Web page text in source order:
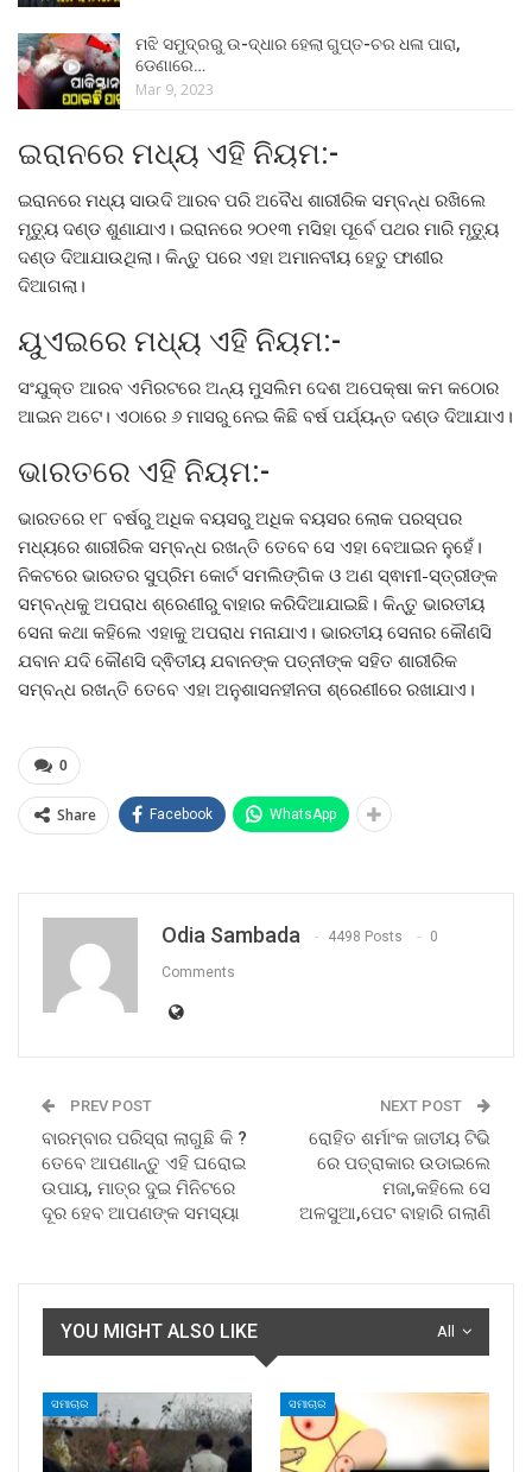
ମଝି ସମୁଦ୍ରରୁ ଉ-ଦ୍ଧାର ହେଲା ଗୁପ୍ତ-ଚର ଧଳା ପାରା,
ଡେଣାରେ…
Mar 9, 2023
ଇରାନରେ ମଧ୍ୟ ଏହି ନିୟମ:-
ଇରାନରେ ମଧ୍ୟ ସାଉଦି ଆରବ ପରି ଅବୈଧ ଶାରୀରିକ ସମ୍ବନ୍ଧ ରଖିଲେ
ମୃତ୍ୟୁ ଦଣ୍ଡ ଶୁଣାଯାଏ। ଇରାନରେ ୨୦୧୩ ମସିହା ପୂର୍ବେ ପଥର ମାରି ମୃତ୍ୟୁ
ଦଣ୍ଡ ଦିଆଯାଉଥିଲା। କିନ୍ତୁ ପରେ ଏହା ଅମାନବୀୟ ହେତୁ ଫାଶୀର
ଦିଆଗଲା।
ୟୁଏଇରେ ମଧ୍ୟ ଏହି ନିୟମ:-
ସଂଯୁକ୍ତ ଆରବ ଏମିରଟରେ ଅନ୍ୟ ମୁସଲିମ ଦେଶ ଅପେକ୍ଷା କମ କଠୋର
ଆଇନ ଅଟେ। ଏଠାରେ ୬ ମାସରୁ ନେଇ କିଛି ବର୍ଷ ପର୍ଯ୍ୟନ୍ତ ଦଣ୍ଡ ଦିଆଯାଏ।
ଭାରତରେ ଏହି ନିୟମ:-
ଭାରତରେ ୧୮ ବର୍ଷରୁ ଅଧିକ ବୟସରୁ ଅଧିକ ବୟସର ଲୋକ ପରସ୍ପର
ମଧ୍ୟରେ ଶାରୀରିକ ସମ୍ବନ୍ଧ ରଖନ୍ତି ତେବେ ସେ ଏହା ବେଆଇନ ନୁହେଁ।
ନିକଟରେ ଭାରତର ସୁପ୍ରିମ କୋର୍ଟ ସମଲିଙ୍ଗିକ ଓ ଅଣ ସ୍ଵାମୀ-ସ୍ତ୍ରୀଙ୍କ
ସମ୍ବନ୍ଧକୁ ଅପରାଧ ଶ୍ରେଣୀରୁ ବାହାର କରିଦିଆଯାଇଛି। କିନ୍ତୁ ଭାରତୀୟ
ସେନା କଥା କହିଲେ ଏହାକୁ ଅପରାଧ ମନାଯାଏ। ଭାରତୀୟ ସେନାର କୌଣସି
ଯବାନ ଯଦି କୌଣସି ଦ୍ଵିତୀୟ ଯବାନଙ୍କ ପତ୍ନୀଙ୍କ ସହିତ ଶାରୀରିକ
ସମ୍ବନ୍ଧ ରଖନ୍ତି ତେବେ ଏହା ଅନୁଶାସନହୀନତା ଶ୍ରେଣୀରେ ରଖାଯାଏ।
0
Share Facebook WhatsApp
Odia Sambada 4498 Posts 0
Comments
PREV POST
ବାରମ୍ବାର ପରିସ୍ରା ଲାଗୁଛି କି ?
ତେବେ ଆପଣାନ୍ତୁ ଏହି ଘରୋଇ
ଉପାୟ, ମାତ୍ର ଦୁଇ ମିନିଟରେ
ଦୂର ହେବ ଆପଣଙ୍କ ସମସ୍ୟା
NEXT POST
ରୋହିତ ଶର୍ମାଂକ ଜାତୀୟ ଟିଭି
ରେ ପତ୍ରାକାର ଉଡାଇଲେ
ମଜା,କହିଲେ ସେ
ଅଳସୁଆ,ପେଟ ବାହାରି ଗଲାଣି
All
YOU MIGHT ALSO LIKE
ସମାଚାର ସମାଚାର